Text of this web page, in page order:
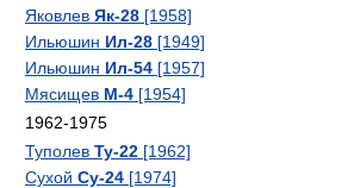
Яковлев Як-28 [1958]
Ильюшин Ил-28 [1949]
Ильюшин Ил-54 [1957]
Мясищев М-4 [1954]
1962-1975
Туполев Ту-22 [1962]
Сухой Су-24 [1974]